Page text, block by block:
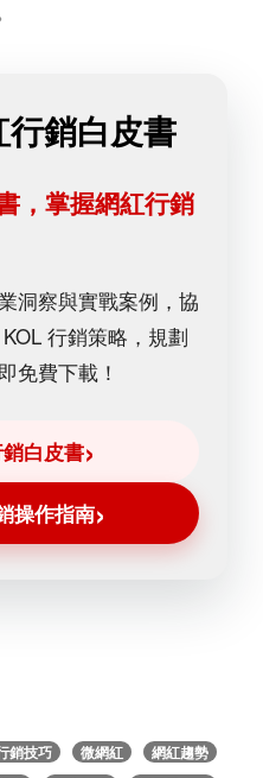
銷白皮書
，掌握網紅行銷
洞察與實戰案例，協
行銷策略，規劃
免費下載！
白皮書
操作指南
銷技巧 微網紅
網紅趨勢